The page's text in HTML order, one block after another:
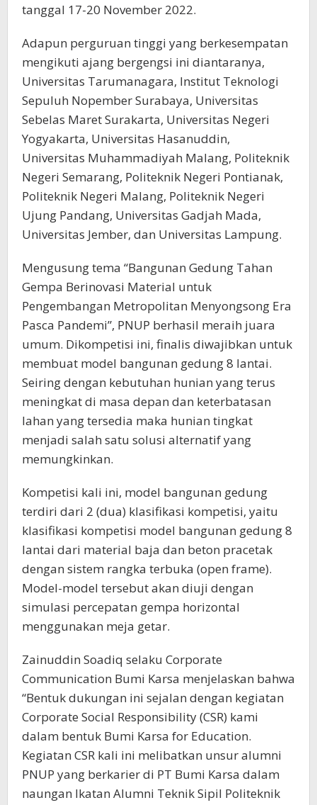
tanggal 17-20 November 2022.
Adapun perguruan tinggi yang berkesempatan
mengikuti ajang bergengsi ini diantaranya,
Universitas Tarumanagara, Institut Teknologi
Sepuluh Nopember Surabaya, Universitas
Sebelas Maret Surakarta, Universitas Negeri
Yogyakarta, Universitas Hasanuddin,
Universitas Muhammadiyah Malang, Politeknik
Negeri Semarang, Politeknik Negeri Pontianak,
Politeknik Negeri Malang, Politeknik Negeri
Ujung Pandang, Universitas Gadjah Mada,
Universitas Jember, dan Universitas Lampung.
Mengusung tema “Bangunan Gedung Tahan
Gempa Berinovasi Material untuk
Pengembangan Metropolitan Menyongsong Era
Pasca Pandemi”, PNUP berhasil meraih juara
umum. Dikompetisi ini, finalis diwajibkan untuk
membuat model bangunan gedung 8 lantai.
Seiring dengan kebutuhan hunian yang terus
meningkat di masa depan dan keterbatasan
lahan yang tersedia maka hunian tingkat
menjadi salah satu solusi alternatif yang
memungkinkan.
Kompetisi kali ini, model bangunan gedung
terdiri dari 2 (dua) klasifikasi kompetisi, yaitu
klasifikasi kompetisi model bangunan gedung 8
lantai dari material baja dan beton pracetak
dengan sistem rangka terbuka (open frame).
Model-model tersebut akan diuji dengan
simulasi percepatan gempa horizontal
menggunakan meja getar.
Zainuddin Soadiq selaku Corporate
Communication Bumi Karsa menjelaskan bahwa
“Bentuk dukungan ini sejalan dengan kegiatan
Corporate Social Responsibility (CSR) kami
dalam bentuk Bumi Karsa for Education.
Kegiatan CSR kali ini melibatkan unsur alumni
PNUP yang berkarier di PT Bumi Karsa dalam
naungan Ikatan Alumni Teknik Sipil Politeknik